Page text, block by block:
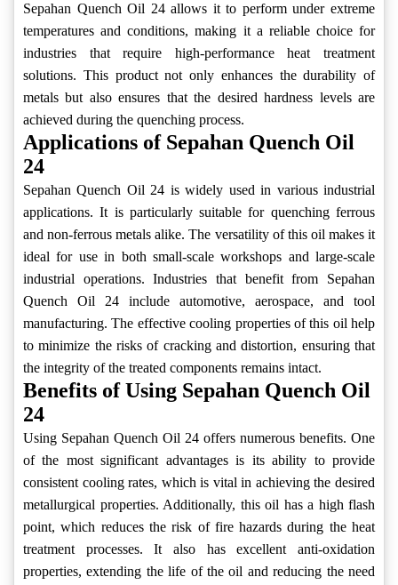
Sepahan Quench Oil 24 allows it to perform under extreme
temperatures and conditions, making it a reliable choice for
industries that require high-performance heat treatment
solutions. This product not only enhances the durability of
metals but also ensures that the desired hardness levels are
achieved during the quenching process.
Applications of Sepahan Quench Oil
24
Sepahan Quench Oil 24 is widely used in various industrial
applications. It is particularly suitable for quenching ferrous
and non-ferrous metals alike. The versatility of this oil makes it
ideal for use in both small-scale workshops and large-scale
industrial operations. Industries that benefit from Sepahan
Quench Oil 24 include automotive, aerospace, and tool
manufacturing. The effective cooling properties of this oil help
to minimize the risks of cracking and distortion, ensuring that
the integrity of the treated components remains intact.
Benefits of Using Sepahan Quench Oil
24
Using Sepahan Quench Oil 24 offers numerous benefits. One
of the most significant advantages is its ability to provide
consistent cooling rates, which is vital in achieving the desired
metallurgical properties. Additionally, this oil has a high flash
point, which reduces the risk of fire hazards during the heat
treatment processes. It also has excellent anti-oxidation
properties, extending the life of the oil and reducing the need